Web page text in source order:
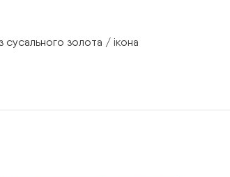
сусального золота / ікона